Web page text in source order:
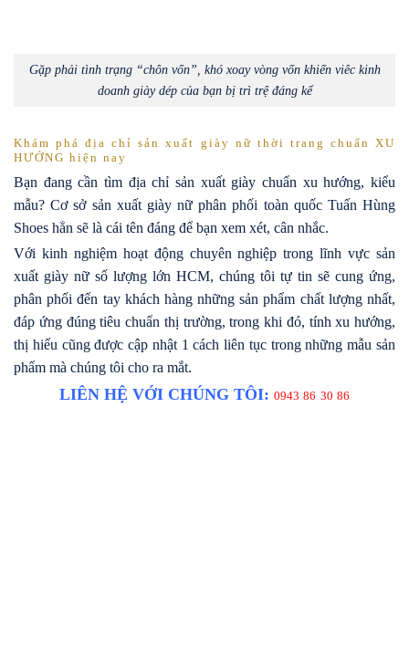
Gặp phải tình trạng “chôn vốn”, khó xoay vòng vốn khiến viêc kinh
doanh giày dép của bạn bị trì trệ đáng kể
Khám phá địa chỉ sản xuất giày nữ thời trang chuẩn XU
HƯỚNG hiện nay
Bạn đang cần tìm địa chỉ sản xuất giày chuẩn xu hướng, kiểu
mẫu? Cơ sở sản xuất giày nữ phân phối toàn quốc Tuấn Hùng
Shoes hẳn sẽ là cái tên đáng để bạn xem xét, cân nhắc.
Với kinh nghiệm hoạt động chuyên nghiệp trong lĩnh vực sản
xuất giày nữ số lượng lớn HCM, chúng tôi tự tin sẽ cung ứng,
phân phối đến tay khách hàng những sản phẩm chất lượng nhất,
đáp ứng đúng tiêu chuẩn thị trường, trong khi đó, tính xu hướng,
thị hiếu cũng được cập nhật 1 cách liên tục trong những mẫu sản
phẩm mà chúng tôi cho ra mắt.
LIÊN HỆ VỚI CHÚNG TÔI: 0943 86 30 86